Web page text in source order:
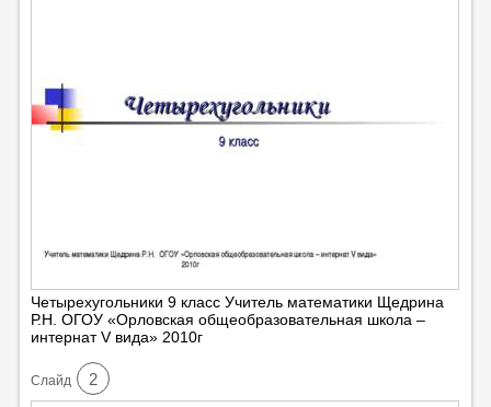
Четырехугольники 9 класс Учитель математики Щедрина
Р.Н. ОГОУ «Орловская общеобразовательная школа –
интернат V вида» 2010г
Cлайд 2